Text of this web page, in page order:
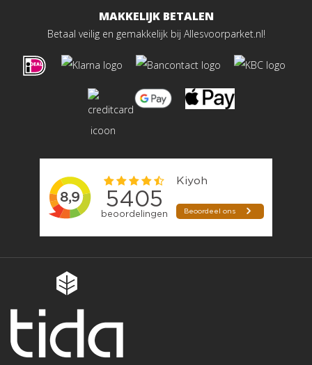
MAKKELIJK BETALEN
Betaal veilig en gemakkelijk bij Allesvoorparket.nl!